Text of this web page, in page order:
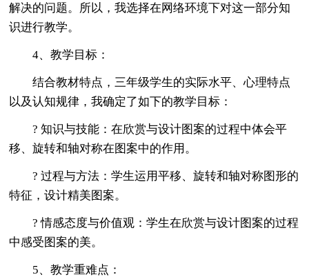
解决的问题。所以，我选择在网络环境下对这一部分知
识进行教学。
4、教学目标：
结合教材特点，三年级学生的实际水平、心理特点
以及认知规律，我确定了如下的教学目标：
? 知识与技能：在欣赏与设计图案的过程中体会平
移、旋转和轴对称在图案中的作用。
? 过程与方法：学生运用平移、旋转和轴对称图形的
特征，设计精美图案。
? 情感态度与价值观：学生在欣赏与设计图案的过程
中感受图案的美。
5、教学重难点：